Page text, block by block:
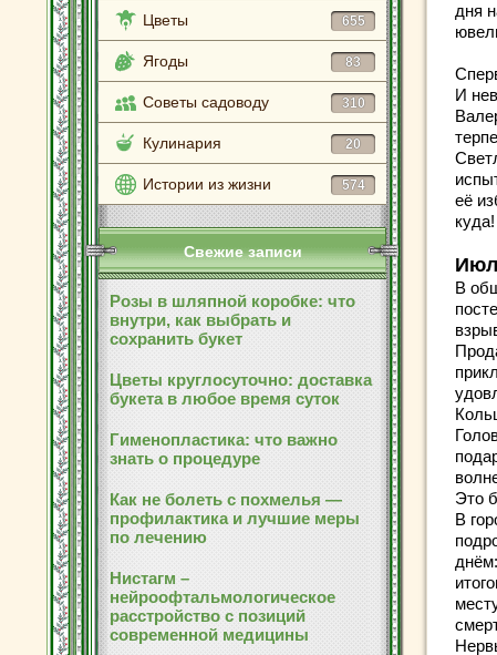
Цветы 655
Ягоды 83
Советы садоводу 310
Кулинария 20
Истории из жизни 574
Свежие записи
Розы в шляпной коробке: что
внутри, как выбрать и
сохранить букет
Цветы круглосуточно: доставка
букета в любое время суток
Гименопластика: что важно
знать о процедуре
Как не болеть с похмелья —
профилактика и лучшие меры
по лечению
Нистагм –
нейроофтальмологическое
расстройство с позиций
современной медицины
дня
И
её
куда!
В
Это
В